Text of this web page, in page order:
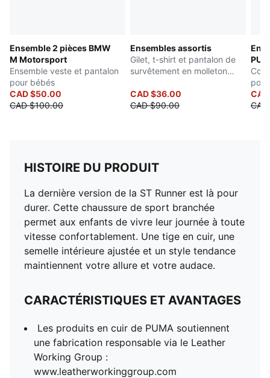
Ensemble 2 pièces BMW
M Motorsport
Ensemble veste et pantalon
pour bébés
CAD $50.00
CAD $100.00
Ensembles assortis
Gilet, t-shirt et pantalon de
survêtement en molleton
CAD $36.00
CAD $90.00
HISTOIRE DU PRODUIT
La dernière version de la ST Runner est là pour
durer. Cette chaussure de sport branchée
permet aux enfants de vivre leur journée à toute
vitesse confortablement. Une tige en cuir, une
semelle intérieure ajustée et un style tendance
maintiennent votre allure et votre audace.
CARACTÉRISTIQUES ET AVANTAGES
Les produits en cuir de PUMA soutiennent
une fabrication responsable via le Leather
Working Group :
www.leatherworkinggroup.com